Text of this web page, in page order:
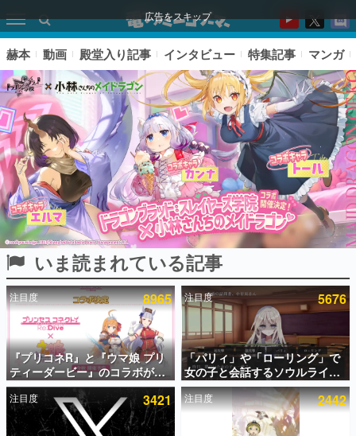
広告をスキップ
ピックアップ
電ファミのいま読まれている記事ランキング
アプリセール情報
インタビュー
連載・特集一覧
赫本 動画 殿堂入り記事 インタビュー 特集記事 マンガ
いま読まれている記事
注目度 8965
『プリコネR』と『ウマ娘 プリ
ティーダービー』のコラボが決
定！“最大170連無料”の8.5周年
キャンペーンなども発表
注目度 5676
「パリィ」や「ローリング」で
女の子と会話するソウルライク
恋愛ゲーム『小早川さんはソウ
ルライク』無料公開。返事に失
敗すると「YOU DIED」
注目度 3421 注目度 2442